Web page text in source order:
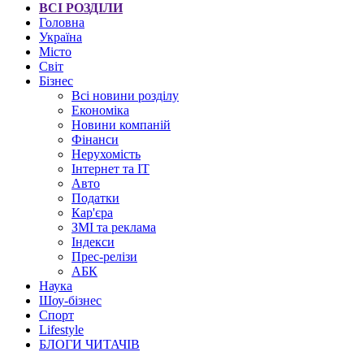
ВСІ РОЗДІЛИ
Головна
Україна
Місто
Світ
Бізнес
Всі новини розділу
Економіка
Новини компаній
Фінанси
Нерухомість
Інтернет та IT
Авто
Податки
Кар'єра
ЗМІ та реклама
Індекси
Прес-релізи
АБК
Наука
Шоу-бізнес
Спорт
Lifestyle
БЛОГИ ЧИТАЧІВ